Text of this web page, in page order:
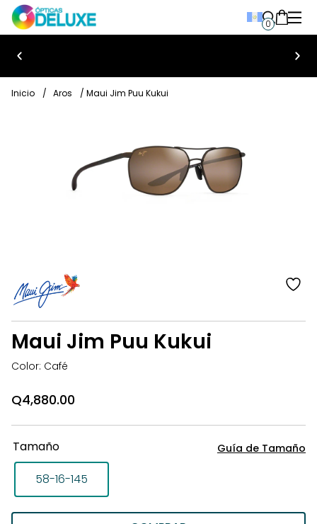
0
Bienvenido a Ópticas Deluxe
Inicio / Aros / Maui Jim Puu Kukui
la
Maui Jim Puu Kukui
Color: Café
Q4,880.00
Guía de Tamaño
Tamaño
58-16-145